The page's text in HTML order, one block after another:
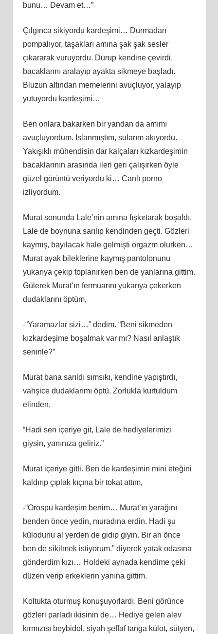
bunu… Devam et…”
Çılgınca sikiyordu kardeşimi… Durmadan
pompalıyor, taşakları amına şak şak sesler
çıkararak vuruyordu. Durup kendine çevirdi,
bacaklarını aralayıp ayakta sikmeye başladı.
Bluzun altından memelerini avuçluyor, yalayıp
yutuyordu kardeşimi…
Ben onlara bakarken bir yandan da amımı
avuçluyordum. Islanmıştım, sularım akıyordu.
Yakışıklı mühendisin dar kalçaları kızkardeşimin
bacaklarının arasında ileri geri çalışırken öyle
güzel görüntü veriyordu ki… Canlı porno
izliyordum.
Murat sonunda Lale’nin amına fışkırtarak boşaldı.
Lale de boynuna sarılıp kendinden geçti. Gözleri
kaymış, bayılacak hale gelmişti orgazm olurken…
Murat ayak bileklerine kaymış pantolonunu
yukarıya çekip toplanırken ben de yanlarına gittim.
Gülerek Murat’ın fermuarını yukarıya çekerken
dudaklarını öptüm,
-“Yaramazlar sizi…” dedim. “Beni sikmeden
kızkardeşime boşalmak var mı? Nasıl anlaştık
seninle?”
Murat bana sarıldı sımsıkı, kendine yapıştırdı,
vahşice dudaklarımı öptü. Zorlukla kurtuldum
elinden,
“Hadi sen içeriye git, Lale de hediyelerimizi
giysin, yanınıza geliriz.”
Murat içeriye gitti. Ben de kardeşimin mini eteğini
kaldırıp çıplak kıçına bir tokat attım,
-“Orospu kardeşim benim… Murat’ın yarağını
benden önce yedin, muradına erdin. Hadi şu
külodunu al yerden de gidip giyin. Bir an önce
ben de sikilmek istiyorum.” diyerek yatak odasına
gönderdim kızı… Holdeki aynada kendime çeki
düzen verip erkeklerin yanına gittim.
Koltukta oturmuş konuşuyorlardı. Beni görünce
gözleri parladı ikisinin de… Hediye gelen alev
kırmızısı beybidol, siyah şeffaf tanga külot, sütyen,